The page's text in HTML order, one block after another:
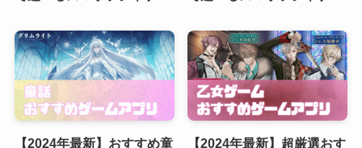
【2024年最新】おすすめ童
【2024年最新】超厳選おす